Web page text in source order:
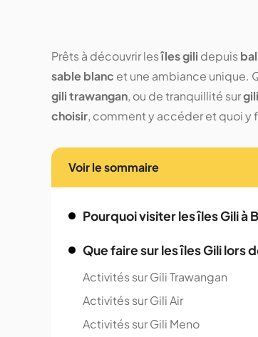
Prêts à découvrir lesîles gili depuis
sable blanc et une ambiance unique.
gili trawangan, ou de tranquillité sur
choisir, comment y accéder et quoi y
Voir le sommaire
Pourquoi visiter les îles Gili à
Que faire sur les îles Gili lors
Activités sur Gili Trawangan
Activités sur Gili Air
Activités sur Gili Meno